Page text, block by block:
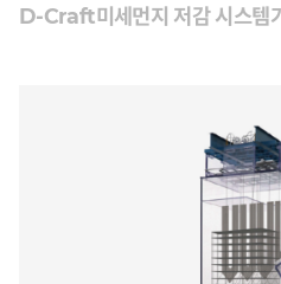
D-Craft미세먼지 저감 시스템